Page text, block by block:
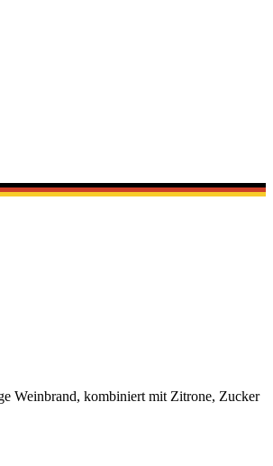
Weinbrand, kombiniert mit Zitrone, Zucker